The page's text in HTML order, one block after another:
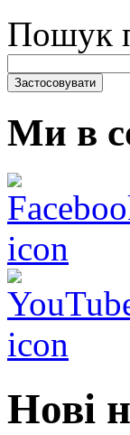
Пошук
Ми в
Нові